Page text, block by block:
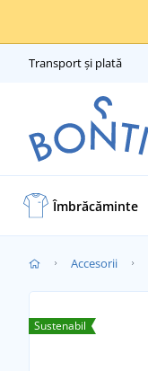
Transport și plată
Îmbrăcăminte
Accesorii
Sustenabil